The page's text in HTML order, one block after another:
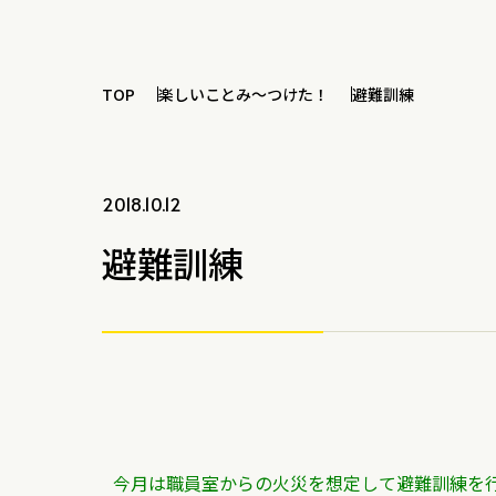
TOP 楽しいことみ～つけた！ 避難訓練
2018.10.12
避難訓練
今月は職員室からの火災を想定して避難訓練を